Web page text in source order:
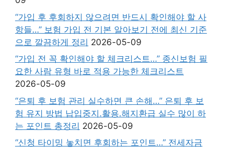
“가입 후 후회하지 않으려면 반드시 확인해야 할 사
항들…” 보험 가입 전 기본 알아보기 전에 최신 기준
으로 깔끔하게 정리 2026-05-09
“가입 전 꼭 확인해야 할 체크리스트…” 종신보험 필
요한 사람 유형 바로 적용 가능한 체크리스트
2026-05-09
“은퇴 후 보험 관리 실수하면 큰 손해…” 은퇴 후 보
험 유지 방법 납입중지.활용.해지환급 실수 많이 하
는 포인트 총정리 2026-05-09
“신청 타이밍 놓치면 후회하는 포인트…” 전세자금